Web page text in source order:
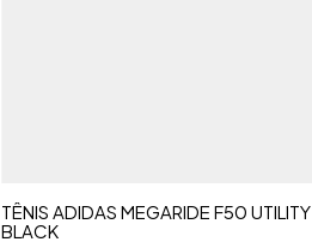
TÊNIS ADIDAS MEGARIDE F50 UTILITY
BLACK